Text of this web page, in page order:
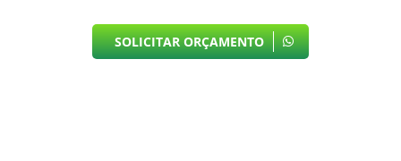
SOLICITAR ORÇAMENTO